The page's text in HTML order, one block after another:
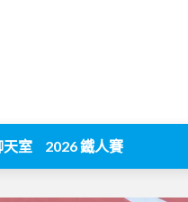
天室 2026 鐵人賽